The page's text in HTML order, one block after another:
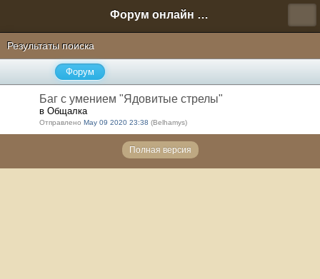
Форум онлайн игры "Новая Эра" (Нюра Биз)
Результаты поиска
Форум
Баг с умением "Ядовитые стрелы"
в Общалка
Отправлено May 09 2020 23:38 (Belhamys)
Полная версия